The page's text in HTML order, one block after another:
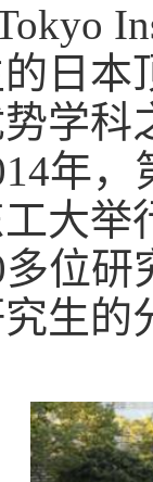
日
学
年，
大举
多位研
生